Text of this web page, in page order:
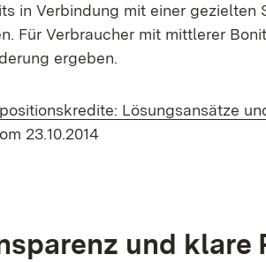
in Verbindung mit einer gezielten
Für Verbraucher mit mittlerer
ergeben.
Lösungsansätze
23.10.2014
und klare